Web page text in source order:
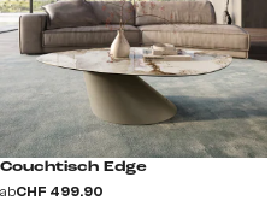
Couchtisch Edge
abCHF 499.90